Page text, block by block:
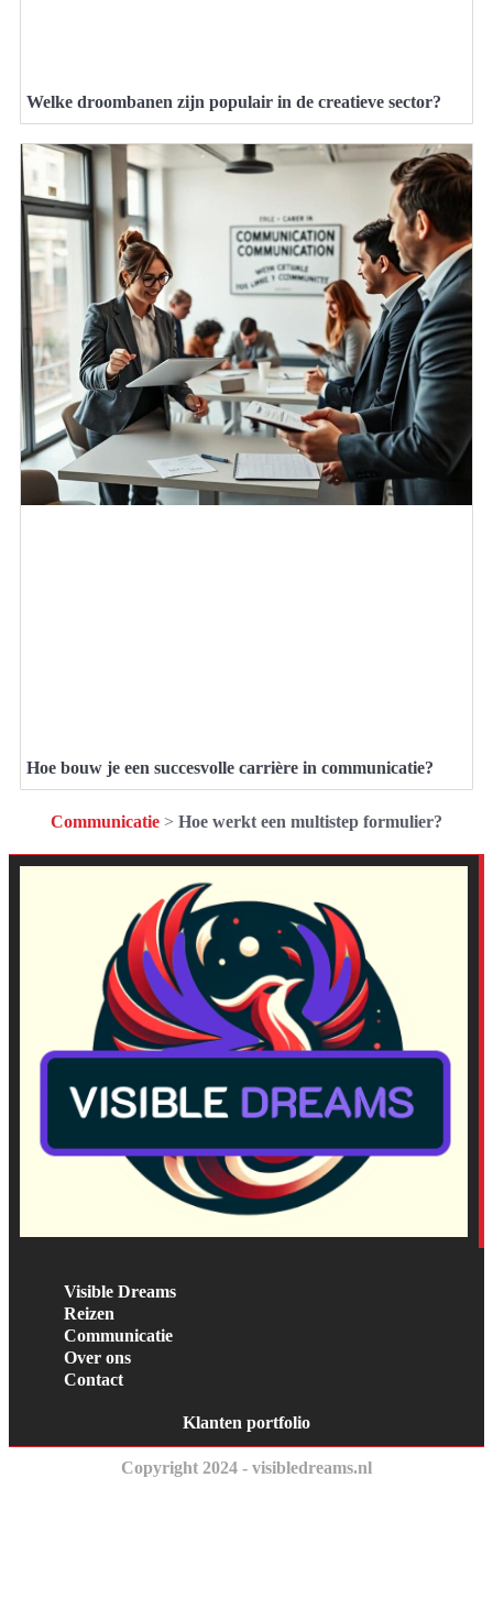
Welke droombanen zijn populair in de creatieve sector?
Hoe bouw je een succesvolle carrière in communicatie?
Communicatie > Hoe werkt een multistep formulier?
Visible Dreams
Reizen
Communicatie
Over ons
Contact
Klanten portfolio
Copyright 2024 - visibledreams.nl